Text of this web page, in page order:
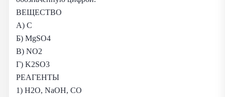
ВЕЩЕСТВО
А) С
Б) MgSO4
В) NO2
Г) K2SO3
РЕАГЕНТЫ
1) H2O, NaOH, CO